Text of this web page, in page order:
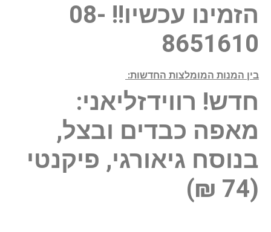
הזמינו עכשיו!! 08-
8651610
בין המנות המומלצות החדשות:
חדש! רווידזליאני:
מאפה כבדים ובצל,
בנוסח גיאורגי, פיקנטי
(74 ₪)